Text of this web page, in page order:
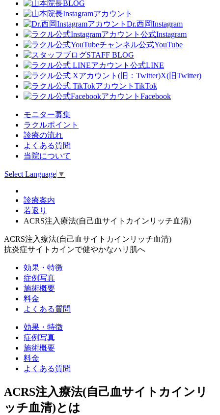
Dr.西岡Instagram
公式Instagram
公式YouTube
STAFF BLOG
公式LINE
X(旧Twitter)
TikTok
Facebook
モニター募集
ラクルポイント
診療の流れ
よくある質問
当院について
Select Language ▼
診療案内
若返り
ACRS注入療法(自己血サイトカインリッチ血清)
ACRS注入療法(自己血サイトカインリッチ血清)
抗炎症サイトカインで健やかなハリ肌へ
効果・特徴
症例写真
施術概要
料金
よくある質問
効果・特徴
症例写真
施術概要
料金
よくある質問
ACRS注入療法(自己血サイトカインリ
ッチ血清)とは